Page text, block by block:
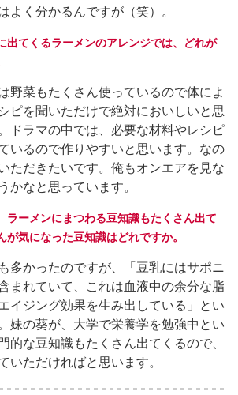
よく分かるんですが（笑）。
出てくるラーメンのアレンジでは、どれが
野菜もたくさん使っているので体によ
ピを聞いただけで絶対においしいと思
ドラマの中では、必要な材料やレシピ
いるので作りやすいと思います。なの
ただきたいです。俺もオンエアを見な
かなと思っています。
ラーメンにまつわる豆知識もたくさん出て
が気になった豆知識はどれですか。
多かったのですが、「豆乳にはサポニ
まれていて、これは血液中の余分な脂
イジング効果を生み出している」とい
妹の葵が、大学で栄養学を勉強中とい
的な豆知識もたくさん出てくるので、
いただければと思います。